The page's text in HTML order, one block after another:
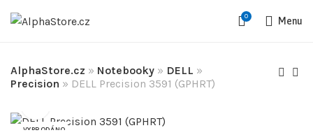
0 Menu
AlphaStore.cz » Notebooky » DELL »
Precision » DELL Precision 3591 (GPHRT)
VYPRODÁNO